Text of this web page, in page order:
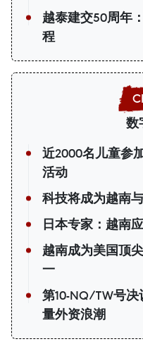
越泰建交50周年
程
数
近2000名儿童参
活动
科技将成为越南
日本专家：越南
越南成为美国顶
一
第10-NQ/TW号
量外资浪潮